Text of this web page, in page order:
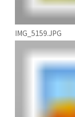
IMG_5159.JPG